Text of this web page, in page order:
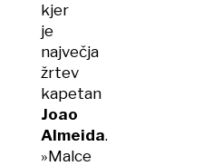
kjer
je
največja
žrtev
kapetan
Joao
Almeida.
»Malce